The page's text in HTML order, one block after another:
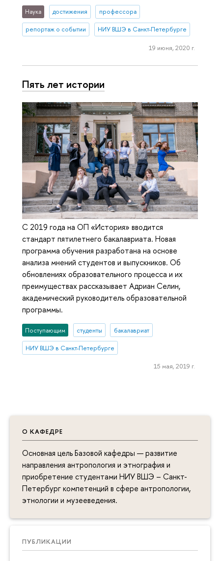
О КАФЕДРЕ
Основная цель Базовой кафедры — развитие
направления антропология и этнография и
приобретение студентами НИУ ВШЭ – Санкт-
Петербург компетенций в сфере антропологии,
этнологии и музееведения.
ПУБЛИКАЦИИ
Наука достижения профессора
репортаж о событии НИУ ВШЭ в Санкт-Петербурге
19 июня, 2020 г.
Пять лет истории
С 2019 года на ОП «История» вводится
стандарт пятилетнего бакалавриата. Новая
программа обучения разработана на основе
анализа мнений студентов и выпускников. Об
обновлениях образовательного процесса и их
преимуществах рассказывает Адриан Селин,
академический руководитель образовательной
программы.
Поступающим студенты бакалавриат
НИУ ВШЭ в Санкт-Петербурге
15 мая, 2019 г.